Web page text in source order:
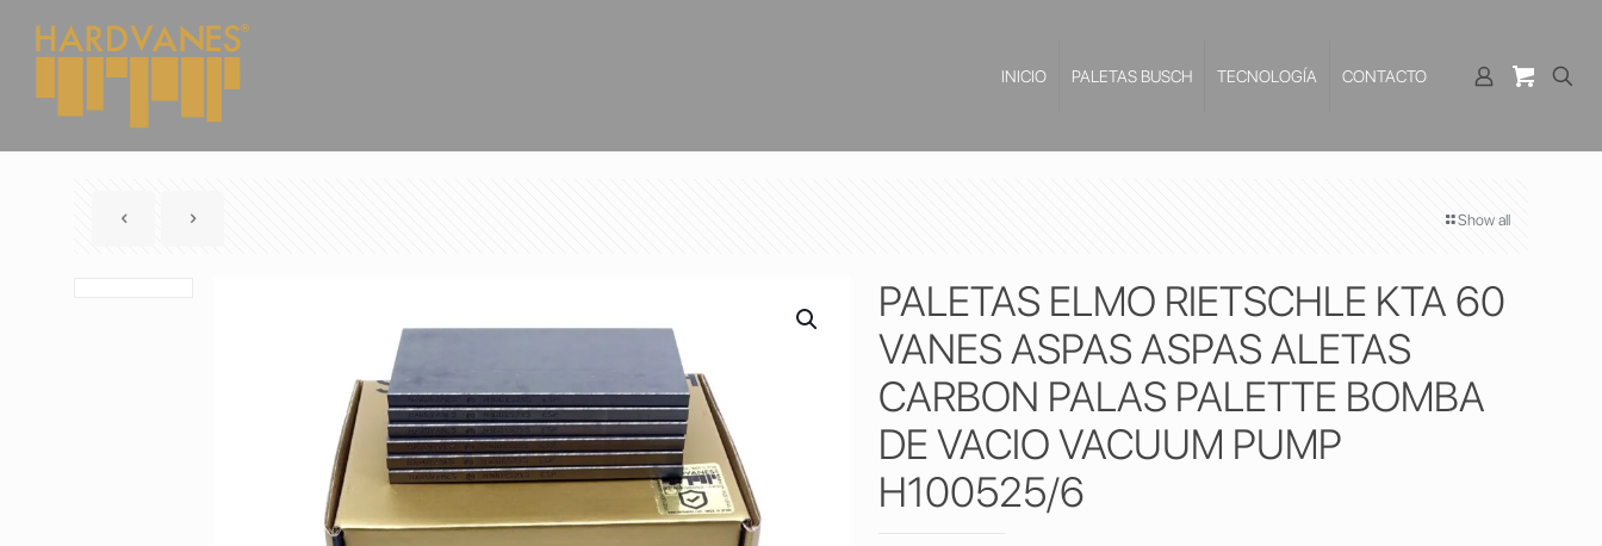
INICIO PALETAS BUSCH TECNOLOGÍA CONTACTO
Show all
PALETAS ELMO RIETSCHLE KTA 60
VANES ASPAS ASPAS ALETAS
CARBON PALAS PALETTE BOMBA
DE VACIO VACUUM PUMP
H100525/6